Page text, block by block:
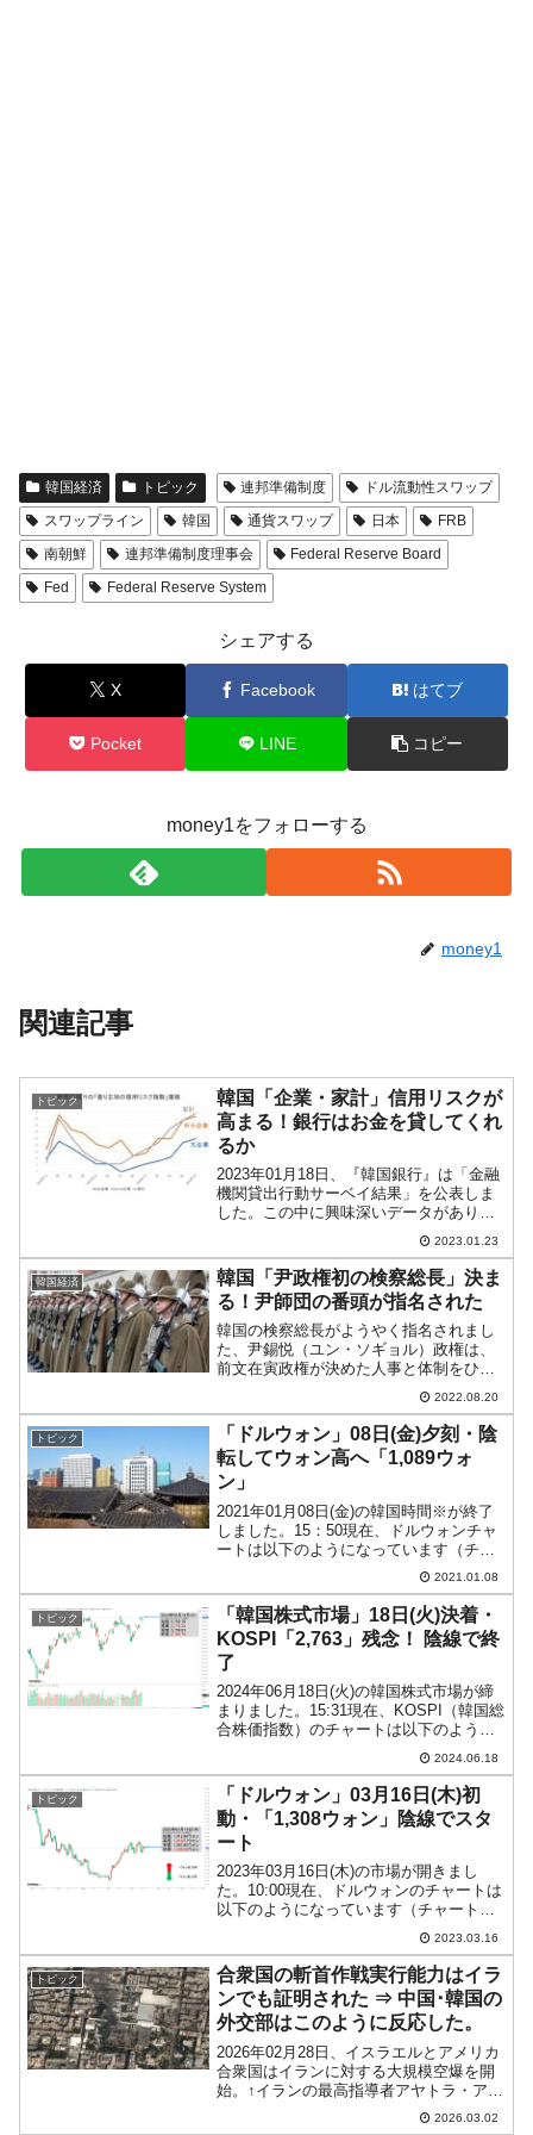
韓国経済 トピック 連邦準備制度
ドル流動性スワップ
スワップライン
韓国 通貨スワップ 日本
FRB
南朝鮮
連邦準備制度理事会
Federal Reserve Board
Fed
Federal Reserve System
シェアする
X Facebook はてブ
Pocket LINE コピー
money1をフォローする
money1
関連記事
トピック
韓国「企業・家計」信用リスクが
高まる！銀行はお金を貸してくれ
るか
2023年01月18日、『韓国銀行』は「金融
機関貸出行動サーベイ結果」を公表しま
した。この中に興味深いデータがありま
す。韓国内の銀行が「お金を貸し出す際
の信用リスク」がどのくらいなのかを示
した指数のデータです。この数字が大き
ければ貸し出しリ...
2023.01.23
韓国経済
韓国「尹政権初の検察総長」決ま
る！尹師団の番頭が指名された
韓国の検察総長がようやく指名されまし
た、尹錫悦（ユン・ソギョル）政権は、
前文在寅政権が決めた人事と体制をひっ
くり返し、検察庁の再配置、戦力集中が
行いました。これは、尹錫悦（ユン・ソ
ギョル）大統領と、尹大統領の秘蔵っ子
である韓東勳（ハン・ドン...
2022.08.20
トピック
「ドルウォン」08日(金)夕刻・陰
転してウォン高へ「1,089ウォ
ン」
2021年01月08日(金)の韓国時間※が終了
しました。15：50現在、ドルウォンチャ
ートは以下のようになっています（チャ
ートは『Investing.com』より引用：以下
同）。陰転しました！ ウォン高方向へ向
かい、「1ドル＝1,089ウォ...
2021.01.08
トピック
「韓国株式市場」18日(火)決着・
KOSPI「2,763」残念！ 陰線で終
了
2024年06月18日(火)の韓国株式市場が締
まりました。15:31現在、KOSPI（韓国総
合株価指数）のチャートは以下のように
『Investing.com』より引用）。残念なが
ら陰線で締まりました。KOSPIは「2...
2024.06.18
トピック
「ドルウォン」03月16日(木)初
動・「1,308ウォン」陰線でスタ
ート
2023年03月16日(木)の市場が開きまし
た。10:00現在、ドルウォンのチャートは
以下のようになっています（チャートは
『Investing.com』より引用）。前日は陽
線で締まりましたが、本日は現在のとこ
ろ陰線。「1ドル＝1,308ウォ...
2023.03.16
トピック
合衆国の斬首作戦実行能力はイラ
ンでも証明された ⇒ 中国･韓国の
外交部はこのように反応した。
2026年02月28日、イスラエルとアメリカ
合衆国はイランに対する大規模空爆を開
始。↑イランの最高指導者アヤトラ・アリ
ー・ハメネイさんの施設で黒煙が立ち上
りる様子を捉えた衛星画像。最高指導者
2026.03.02